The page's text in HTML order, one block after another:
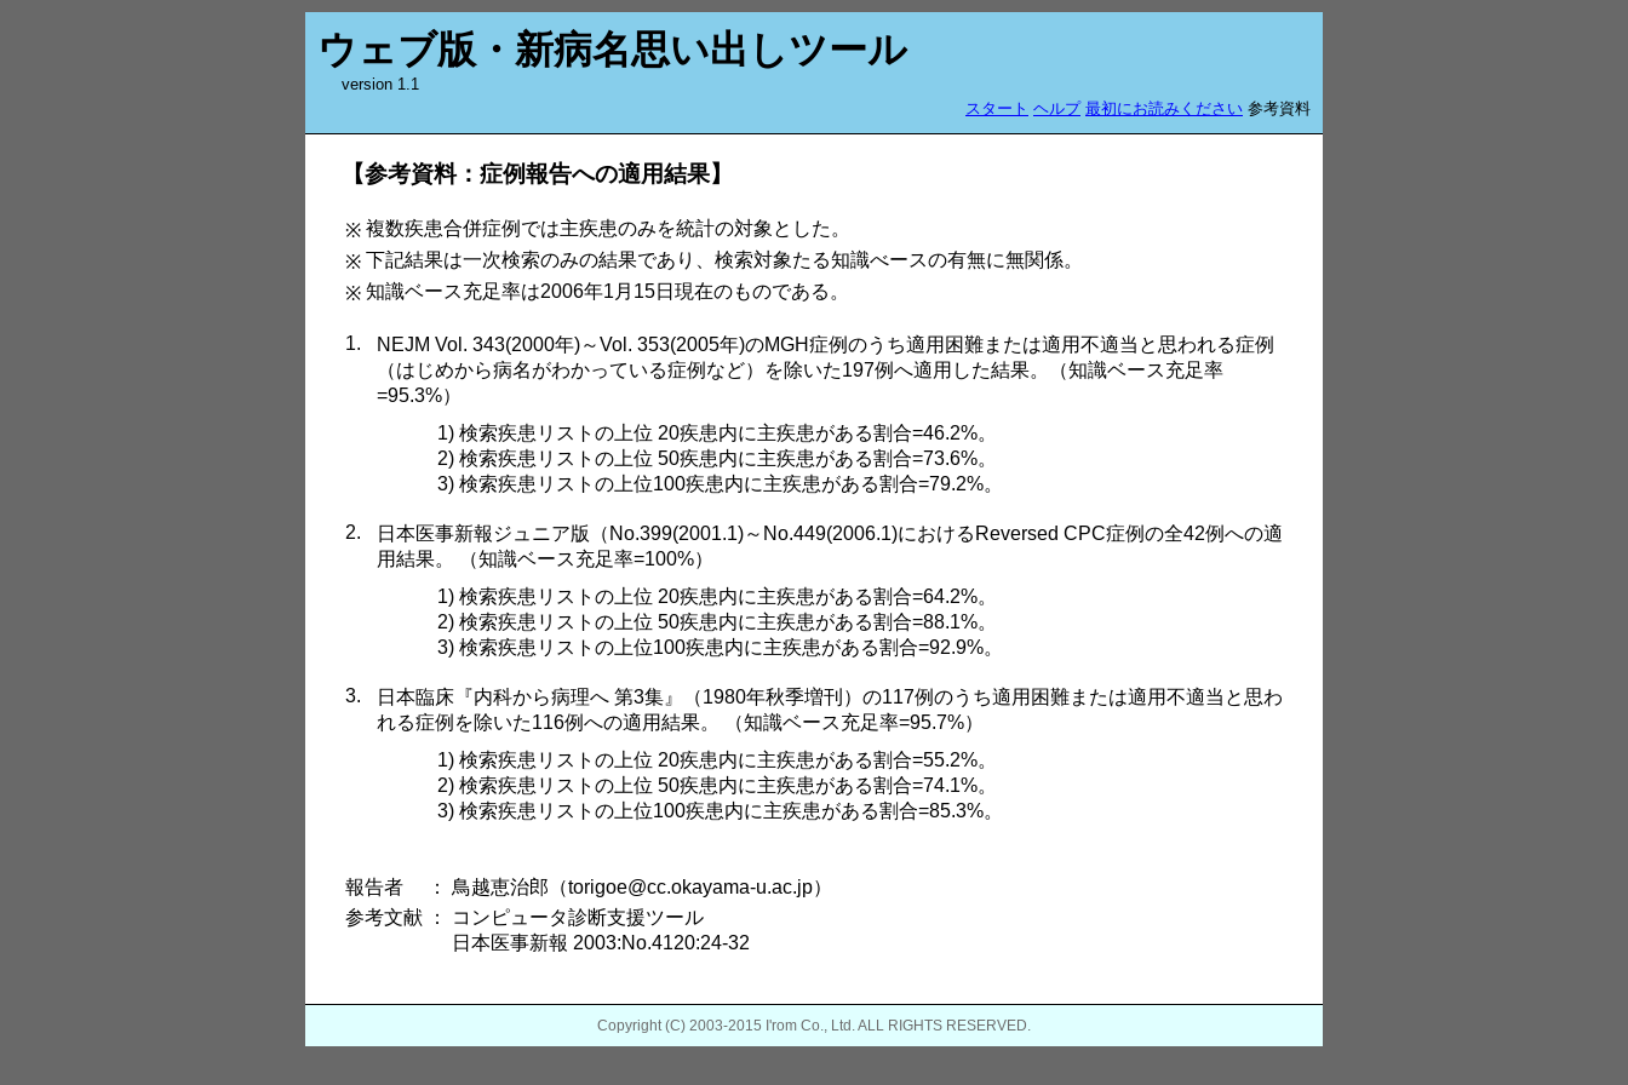
ウェブ版・新病名思い出しツール
version 1.1
スタート ヘルプ 最初にお読みください 参考資料
【参考資料：症例報告への適用結果】
※ 複数疾患合併症例では主疾患のみを統計の対象とした。
※ 下記結果は一次検索のみの結果であり、検索対象たる知識べースの有無に無関係。
※ 知識ベース充足率は2006年1月15日現在のものである。
1.
NEJM Vol. 343(2000年)～Vol. 353(2005年)のMGH症例のうち適用困難または適用不適当と思われる症例
（はじめから病名がわかっている症例など）を除いた197例へ適用した結果。（知識ベース充足率
=95.3%）
1) 検索疾患リストの上位 20疾患内に主疾患がある割合=46.2%。
2) 検索疾患リストの上位 50疾患内に主疾患がある割合=73.6%。
3) 検索疾患リストの上位100疾患内に主疾患がある割合=79.2%。
2.
日本医事新報ジュニア版（No.399(2001.1)～No.449(2006.1)におけるReversed CPC症例の全42例への適
用結果。 （知識ベース充足率=100%）
1) 検索疾患リストの上位 20疾患内に主疾患がある割合=64.2%。
2) 検索疾患リストの上位 50疾患内に主疾患がある割合=88.1%。
3) 検索疾患リストの上位100疾患内に主疾患がある割合=92.9%。
3.
日本臨床『内科から病理へ 第3集』（1980年秋季増刊）の117例のうち適用困難または適用不適当と思わ
れる症例を除いた116例への適用結果。 （知識ベース充足率=95.7%）
1) 検索疾患リストの上位 20疾患内に主疾患がある割合=55.2%。
2) 検索疾患リストの上位 50疾患内に主疾患がある割合=74.1%。
3) 検索疾患リストの上位100疾患内に主疾患がある割合=85.3%。
報告者 ：
鳥越恵治郎（torigoe@cc.okayama-u.ac.jp）
参考文献
：
コンピュータ診断支援ツール
日本医事新報 2003:No.4120:24-32
Copyright (C) 2003-2015 I'rom Co., Ltd. ALL RIGHTS RESERVED.